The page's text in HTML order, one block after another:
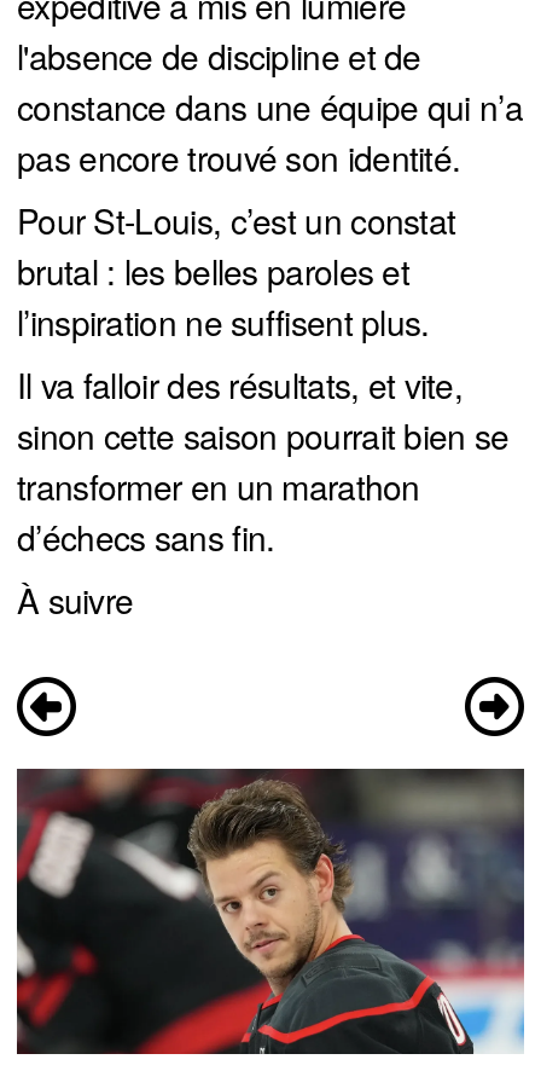
l'absence de discipline et de
constance dans une équipe qui n’a
pas encore trouvé son identité.
Pour St-Louis, c’est un constat
brutal : les belles paroles et
l’inspiration ne suffisent plus.
Il va falloir des résultats, et vite,
sinon cette saison pourrait bien se
transformer en un marathon
d’échecs sans fin.
À suivre